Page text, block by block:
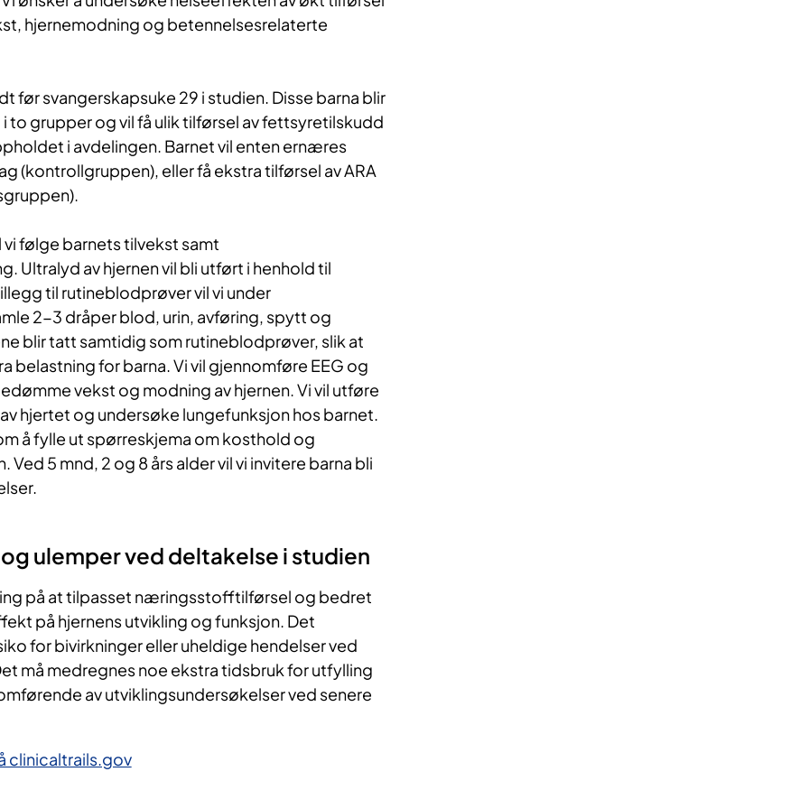
hjernemodning og betennelsesrelaterte
før svangerskapsuke 29 i studien. Disse barna blir
to grupper og vil få ulik tilførsel av fettsyretilskudd
i avdelingen. Barnet vil enten ernæres
(kontrollgruppen), eller få ekstra tilførsel av ARA
følge barnets tilvekst samt
Ultralyd av hjernen vil bli utført i henhold til
til rutineblodprøver vil vi under
2-3 dråper blod, urin, avføring, spytt og
blir tatt samtidig som rutineblodprøver, slik at
belastning for barna. Vi vil gjennomføre EEG og
vekst og modning av hjernen. Vi vil utføre
hjertet og undersøke lungefunksjon hos barnet.
å fylle ut spørreskjema om kosthold og
5 mnd, 2 og 8 års alder vil vi invitere barna bli
ulemper ved deltakelse i studien
på at tilpasset næringsstofftilførsel og bedret
på hjernens utvikling og funksjon. Det
for bivirkninger eller uheldige hendelser ved
må medregnes noe ekstra tidsbruk for utfylling
av utviklingsundersøkelser ved senere
clinicaltrails.gov